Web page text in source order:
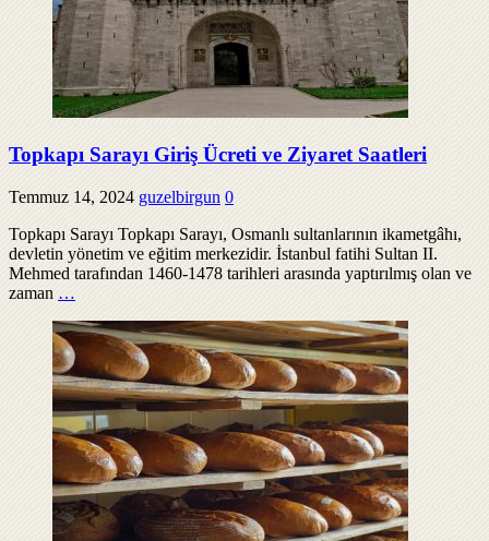
Topkapı Sarayı Giriş Ücreti ve Ziyaret Saatleri
Temmuz 14, 2024 guzelbirgun 0
Topkapı Sarayı Topkapı Sarayı, Osmanlı sultanlarının ikametgâhı,
devletin yönetim ve eğitim merkezidir. İstanbul fatihi Sultan II.
Mehmed tarafından 1460-1478 tarihleri arasında yaptırılmış olan ve
zaman …